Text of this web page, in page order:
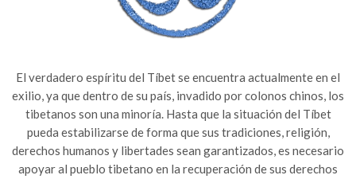
El verdadero espíritu del Tíbet se encuentra actualmente en el
exilio, ya que dentro de su país, invadido por colonos chinos, los
tibetanos son una minoría. Hasta que la situación del Tíbet
pueda estabilizarse de forma que sus tradiciones, religión,
derechos humanos y libertades sean garantizados, es necesario
apoyar al pueblo tibetano en la recuperación de sus derechos